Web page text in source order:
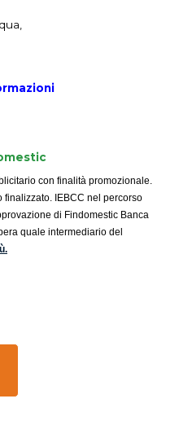
con finalità promozionale.
finalizzato. IEBCC nel percorso
di Findomestic Banca
quale intermediario del